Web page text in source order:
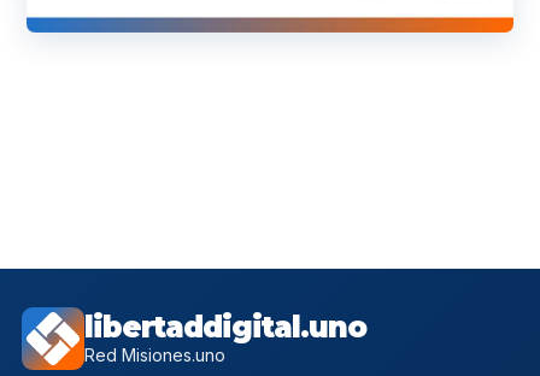
libertaddigital.uno
Red Misiones.uno